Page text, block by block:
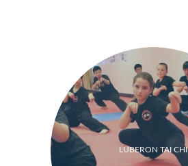
LUBERON TAI CHI